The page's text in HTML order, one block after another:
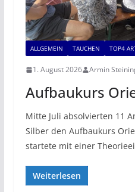
ALLGEMEIN TAUCHEN TOP4
1. August 2026 Armin
Aufbaukurs
Mitte Juli absolvierten 11
Silber den Aufbaukurs
startete mit einer
Weiterlesen